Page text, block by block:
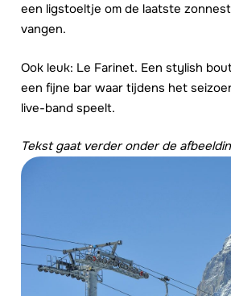
een ligstoeltje om de laatste
vangen.
Ook leuk: Le Farinet. Een stylish
een fijne bar waar tijdens het
live-band speelt.
Tekst gaat verder onder de